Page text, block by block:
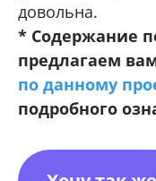
довольна.
* Содержание
предлагаем
по данному
подробного